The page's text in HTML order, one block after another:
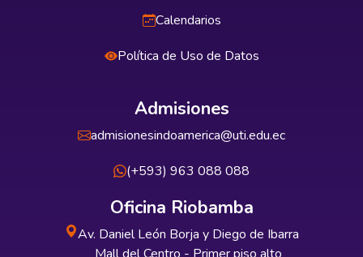
Calendarios
Política de Uso de Datos
Admisiones
admisionesindoamerica@uti.edu.ec
(+593) 963 088 088
Oficina Riobamba
Av. Daniel León Borja y Diego de Ibarra